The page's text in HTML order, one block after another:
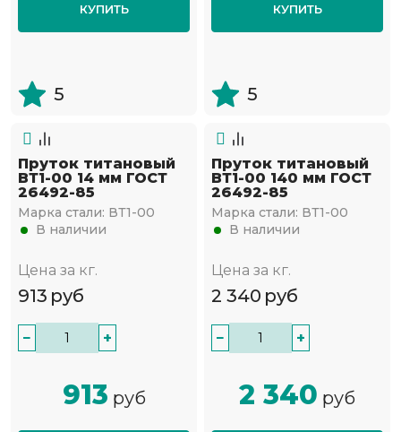
КУПИТЬ
5
КУПИТЬ
5
Пруток титановый
ВТ1-00 14 мм ГОСТ
26492-85
Марка стали: ВТ1-00
В наличии
Цена за кг.
913 руб
− +
913 руб
Пруток титановый
ВТ1-00 140 мм ГОСТ
26492-85
Марка стали: ВТ1-00
В наличии
Цена за кг.
2 340 руб
− +
2 340 руб